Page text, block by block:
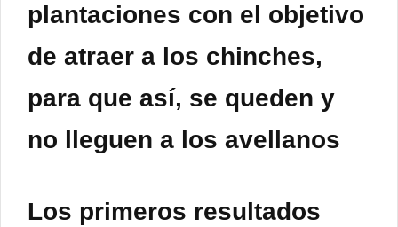
plantaciones con el objetivo
de atraer a los chinches,
para que así, se queden y
no lleguen a los avellanos
Los primeros resultados